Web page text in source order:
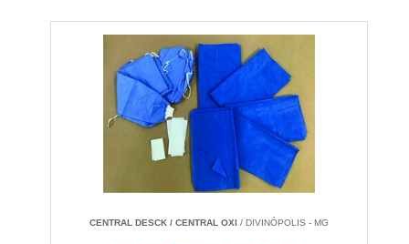
CENTRAL DESCK / CENTRAL OXI / DIVINÓPOLIS - MG